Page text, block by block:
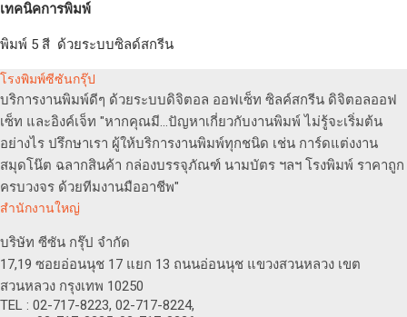
เทคนิคการพิมพ์
พิมพ์ 5 สี ด้วยระบบซิลด์สกรีน
โรงพิมพ์ซีซันกรุ๊ป
บริการงานพิมพ์ดีๆ ด้วยระบบดิจิตอล ออฟเซ็ท ซิลค์สกรีน ดิจิตอลออฟ
เซ็ท และอิงค์เจ็ท "หากคุณมี...ปัญหาเกี่ยวกับงานพิมพ์ ไม่รู้จะเริ่มต้น
อย่างไร ปรึกษาเรา ผู้ให้บริการงานพิมพ์ทุกชนิด เช่น การ์ดแต่งงาน
สมุดโน๊ต ฉลากสินค้า กล่องบรรจุภัณฑ์ นามบัตร ฯลฯ โรงพิมพ์ ราคาถูก
ครบวงจร ด้วยทีมงานมืออาชีพ"
สำนักงานใหญ่
บริษัท ซีซัน กรุ๊ป จำกัด
17,19 ซอยอ่อนนุช 17 แยก 13 ถนนอ่อนนุช แขวงสวนหลวง เขต
สวนหลวง กรุงเทพ 10250
TEL : 02-717-8223, 02-717-8224,